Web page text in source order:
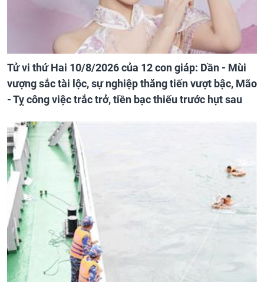
Tử vi thứ Hai 10/8/2026 của 12 con giáp: Dần - Mùi
vượng sắc tài lộc, sự nghiệp thăng tiến vượt bậc, Mão
- Tỵ công việc trắc trở, tiền bạc thiếu trước hụt sau